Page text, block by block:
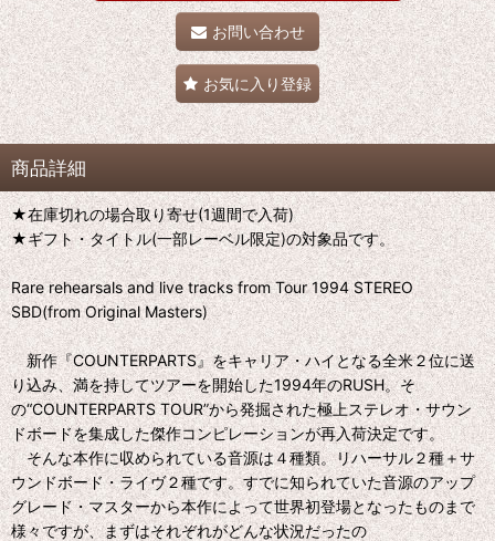
お問い合わせ
お気に入り登録
商品詳細
★在庫切れの場合取り寄せ(1週間で入荷)
★ギフト・タイトル(一部レーベル限定)の対象品です。
Rare rehearsals and live tracks from Tour 1994 STEREO
SBD(from Original Masters)
新作『COUNTERPARTS』をキャリア・ハイとなる全米２位に送
り込み、満を持してツアーを開始した1994年のRUSH。そ
の“COUNTERPARTS TOUR”から発掘された極上ステレオ・サウン
ドボードを集成した傑作コンピレーションが再入荷決定です。
そんな本作に収められている音源は４種類。リハーサル２種＋サ
ウンドボード・ライヴ２種です。すでに知られていた音源のアップ
グレード・マスターから本作によって世界初登場となったものまで
様々ですが、まずはそれぞれがどんな状況だったの